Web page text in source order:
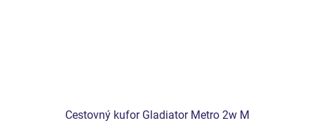
Cestovný kufor Gladiator Metro 2w M